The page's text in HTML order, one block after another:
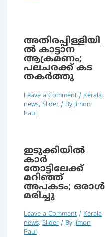
അതിരപ്പിള്ളിയി
ല്‍ കാട്ടാന
ആക്രമണം;
പലചരക്ക് കട
തകര്‍ത്തു
Leave a Comment / Kerala
news,Slider / By Jimon
Paul
ഇടുക്കിയില്‍
കാര്‍
തോട്ടിലേക്ക്
മറിഞ്ഞ്
അപകടം; ഒരാള്‍
മരിച്ചു
Leave a Comment / Kerala
news,Slider / By Jimon
Paul